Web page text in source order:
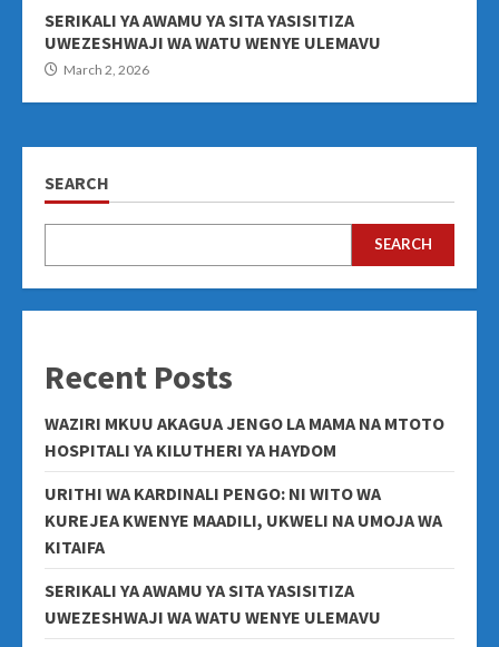
SERIKALI YA AWAMU YA SITA YASISITIZA
UWEZESHWAJI WA WATU WENYE ULEMAVU
March 2, 2026
SEARCH
SEARCH
Recent Posts
WAZIRI MKUU AKAGUA JENGO LA MAMA NA MTOTO
HOSPITALI YA KILUTHERI YA HAYDOM
URITHI WA KARDINALI PENGO: NI WITO WA
KUREJEA KWENYE MAADILI, UKWELI NA UMOJA WA
KITAIFA
SERIKALI YA AWAMU YA SITA YASISITIZA
UWEZESHWAJI WA WATU WENYE ULEMAVU